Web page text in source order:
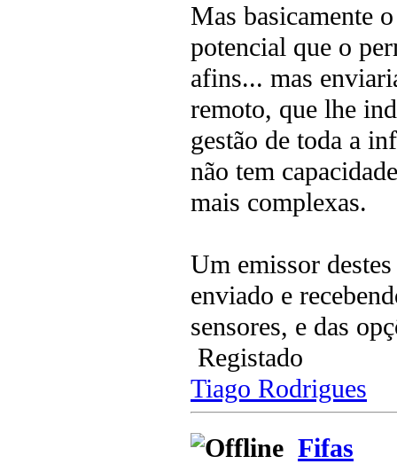
Mas basicamente
potencial que o
afins... mas
remoto, que lhe
gestão de toda a
não tem
mais complexas.
Um emissor
enviado e
sensores, e das
Registado
Tiago Rodrigues
Fifas